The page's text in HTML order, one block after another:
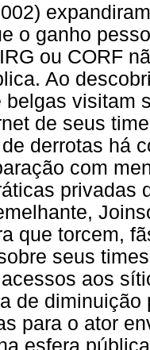
o ganho
ou CORF
Ao
belgas visitam
de seus
derrotas há
com
privadas
que torcem,
seus
aos
de
para o ator
esfera